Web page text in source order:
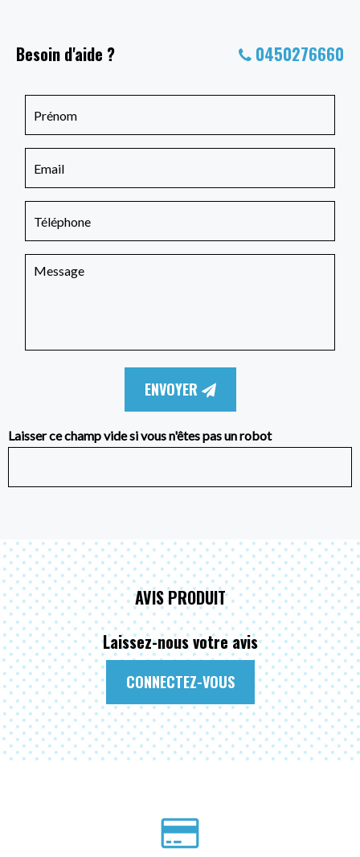
Besoin d'aide ? 0450276660
ENVOYER
Laisser ce champ vide si vous n'êtes pas un robot
AVIS PRODUIT
Laissez-nous votre avis
CONNECTEZ-VOUS